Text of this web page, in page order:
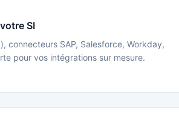
SI
connecteurs SAP, Salesforce, Workday,
pour vos intégrations sur mesure.